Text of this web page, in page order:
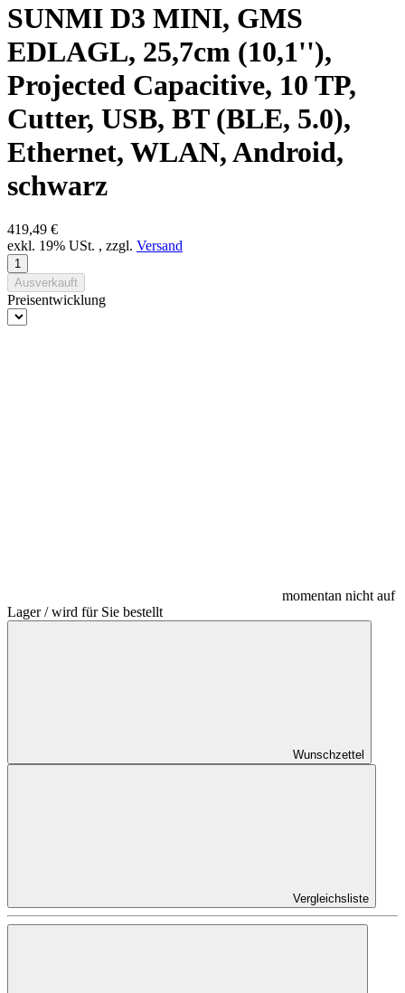
SUNMI D3 MINI, GMS
EDLAGL, 25,7cm (10,1''),
Projected Capacitive, 10 TP,
Cutter, USB, BT (BLE, 5.0),
Ethernet, WLAN, Android,
schwarz
419,49 €
exkl. 19% USt. , zzgl. Versand
Ausverkauft
Preisentwicklung
momentan nicht auf
Lager / wird für Sie bestellt
Wunschzettel
Vergleichsliste